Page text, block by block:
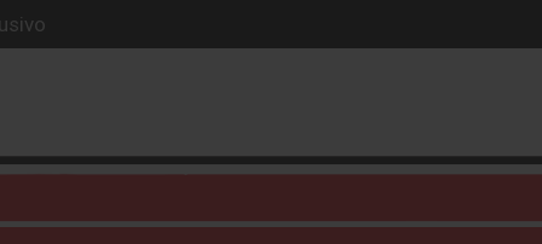
Peñafiel